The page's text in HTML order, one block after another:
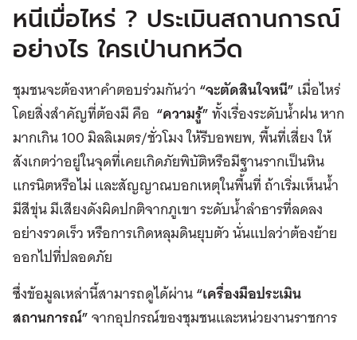
หนีเมื่อไหร่ ? ประเมินสถานการณ์
อย่างไร ใครเป่านกหวีด
ชุมชนจะต้องหาคำตอบร่วมกันว่า“จะตัดสินใจหนี”เมื่อไหร่
โดยสิ่งสำคัญที่ต้องมี คือ “ความรู้”ทั้งเรื่องระดับน้ำฝน หาก
มากเกิน 100 มิลลิเมตร/ชั่วโมง ให้รีบอพยพ, พื้นที่เสี่ยง ให้
สังเกตว่าอยู่ในจุดที่เคยเกิดภัยพิบัติหรือมีฐานรากเป็นหิน
แกรนิตหรือไม่ และสัญญาณบอกเหตุในพื้นที่ ถ้าเริ่มเห็นน้ำ
มีสีขุ่น มีเสียงดังผิดปกติจากภูเขา ระดับน้ำลำธารที่ลดลง
อย่างรวดเร็ว หรือการเกิดหลุมดินยุบตัว นั่นแปลว่าต้องย้าย
ออกไปที่ปลอดภัย
ซึ่งข้อมูลเหล่านี้สามารถดูได้ผ่าน“เครื่องมือประเมิน
สถานการณ์”จากอุปกรณ์ของชุมชนและหน่วยงานราชการ